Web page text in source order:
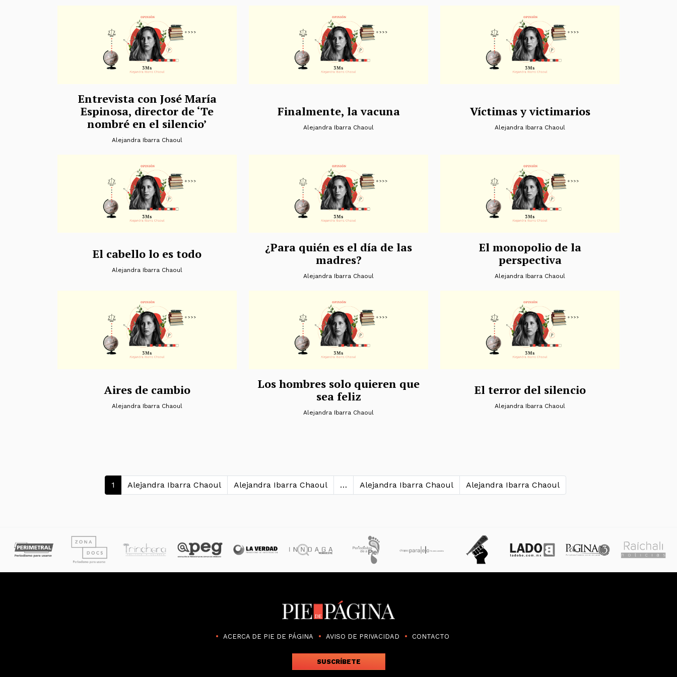
Entrevista con José María
Espinosa, director de ‘Te
nombré en el silencio’
Alejandra Ibarra Chaoul
Finalmente, la vacuna
Alejandra Ibarra Chaoul
Víctimas y victimarios
Alejandra Ibarra Chaoul
El cabello lo es todo
Alejandra Ibarra Chaoul
¿Para quién es el día de las
madres?
Alejandra Ibarra Chaoul
El monopolio de la
perspectiva
Alejandra Ibarra Chaoul
Aires de cambio
Alejandra Ibarra Chaoul
Los hombres solo quieren que
sea feliz
Alejandra Ibarra Chaoul
El terror del silencio
Alejandra Ibarra Chaoul
Navegación de entradas
1 Alejandra Ibarra Chaoul Alejandra Ibarra Chaoul … Alejandra Ibarra Chaoul Alejandra Ibarra Chaoul
ACERCA DE PIE DE PÁGINA AVISO DE PRIVACIDAD CONTACTO
SUSCRÍBETE